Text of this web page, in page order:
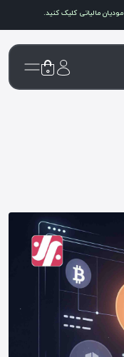
مودیان مالیاتی کلیک کنید.
۰